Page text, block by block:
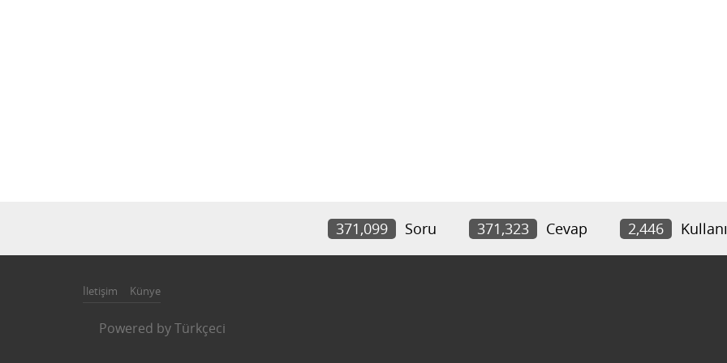
371,099 Soru 371,323 Cevap 2,446
İletişim Künye
Powered byTürkçeci